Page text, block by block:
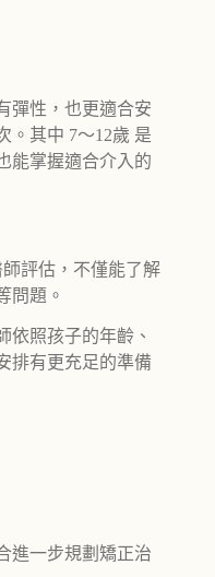
彈性，也更適合安
。其中 7～12歲 是
能掌握適合介入的
評估，不僅能了解
問題。
依照孩子的年齡、
排有更充足的準備
進一步規劃矯正治